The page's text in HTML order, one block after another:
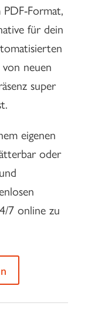
Format,
für dein
neuen
super
eigenen
oder
7 online zu